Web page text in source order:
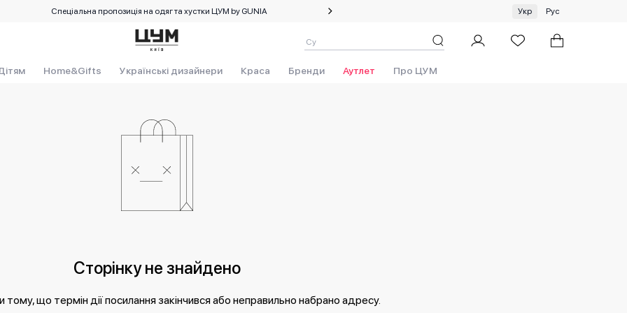
Спеціальна пропозиція на одяг та хустки ЦУМ by GUNIA Укр Рус
Home&Gifts Українські дизайнери Краса Бренди Аутлет Про ЦУМ
Сторінку не знайдено
що термін дії посилання закінчився або неправильно набрано адресу.